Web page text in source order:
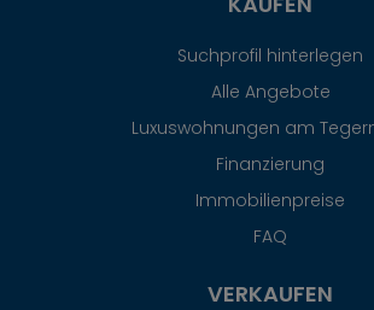
Suchprofil hinterlegen
Alle Angebote
Luxuswohnungen am
Finanzierung
Immobilienpreise
FAQ
VERKAUFEN